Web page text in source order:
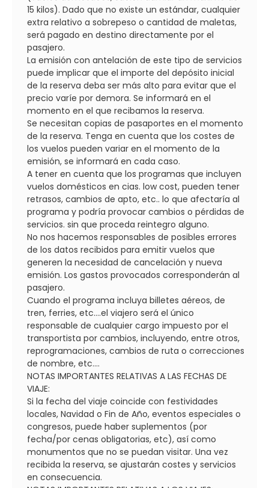
15 kilos). Dado que no existe un estándar, cualquier
extra relativo a sobrepeso o cantidad de maletas,
será pagado en destino directamente por el
pasajero.
La emisión con antelación de este tipo de servicios
puede implicar que el importe del depósito inicial
de la reserva deba ser más alto para evitar que el
precio varíe por demora. Se informará en el
momento en el que recibamos la reserva.
Se necesitan copias de pasaportes en el momento
de la reserva. Tenga en cuenta que los costes de
los vuelos pueden variar en el momento de la
emisión, se informará en cada caso.
A tener en cuenta que los programas que incluyen
vuelos domésticos en cias. low cost, pueden tener
retrasos, cambios de apto, etc.. lo que afectaría al
programa y podría provocar cambios o pérdidas de
servicios. sin que proceda reintegro alguno.
No nos hacemos responsables de posibles errores
de los datos recibidos para emitir vuelos que
generen la necesidad de cancelación y nueva
emisión. Los gastos provocados corresponderán al
pasajero.
Cuando el programa incluya billetes aéreos, de
tren, ferries, etc....el viajero será el único
responsable de cualquier cargo impuesto por el
transportista por cambios, incluyendo, entre otros,
reprogramaciones, cambios de ruta o correcciones
de nombre, etc....
NOTAS IMPORTANTES RELATIVAS A LAS FECHAS DE
VIAJE:
Si la fecha del viaje coincide con festividades
locales, Navidad o Fin de Año, eventos especiales o
congresos, puede haber suplementos (por
fecha/por cenas obligatorias, etc), así como
monumentos que no se puedan visitar. Una vez
recibida la reserva, se ajustarán costes y servicios
en consecuencia.